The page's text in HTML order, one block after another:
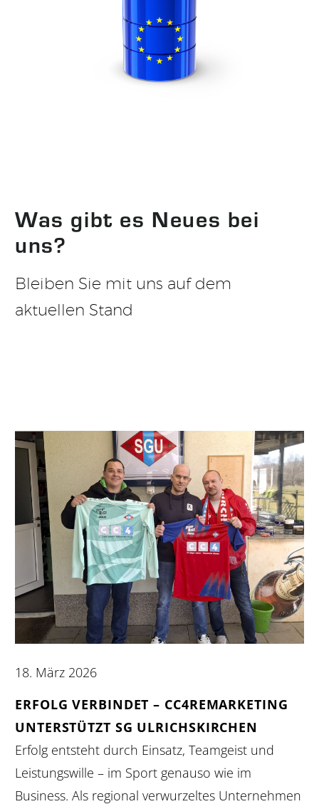
Was gibt es Neues bei
uns?
Bleiben Sie mit uns auf dem
aktuellen Stand
ERFOLG VERBINDET – CC4REMARKETING
UNTERSTÜTZT SG ULRICHSKIRCHEN
18. März 2026
Erfolg entsteht durch Einsatz, Teamgeist und
Leistungswille – im Sport genauso wie im
Business. Als regional verwurzeltes Unternehmen